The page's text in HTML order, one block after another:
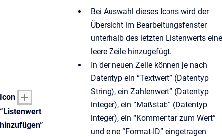
Icon
“Listenwert
hinzufügen”
Bei Auswahl dieses Icons wird der
Übersicht im Bearbeitungsfenster
unterhalb des letzten Listenwerts eine
leere Zeile hinzugefügt.
In der neuen Zeile können je nach
Datentyp ein “Textwert” (Datentyp
String), ein Zahlenwert” (Datentyp
integer), ein “Maßstab” (Datentyp
integer), ein “Kommentar zum Wert”
und eine “Format-ID” eingetragen